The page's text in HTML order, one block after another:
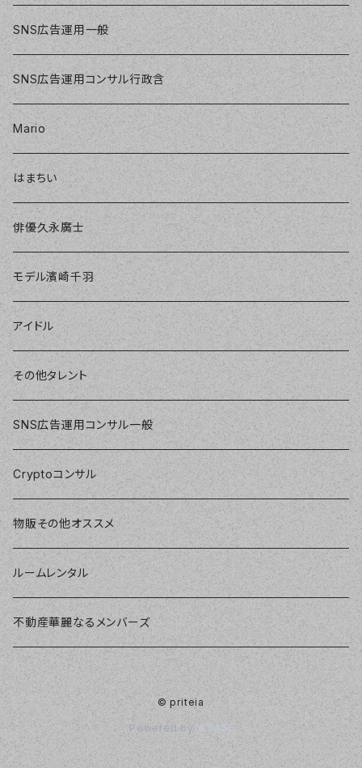
SNS広告運用一般
SNS広告運用コンサル行政含
Mario
はまちい
俳優久永廣士
モデル濱崎千羽
アイドル
その他タレント
SNS広告運用コンサル一般
Cryptoコンサル
物販その他オススメ
ルームレンタル
不動産華麗なるメンバーズ
© priteia
Powered by